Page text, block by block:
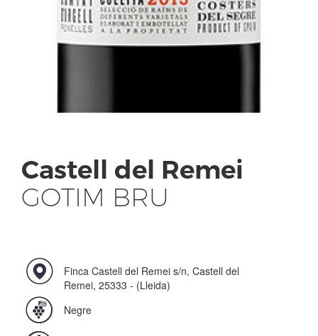
Castell del Remei
GOTIM BRU
Finca Castell del Remei s/n, Castell del
Remei, 25333 - (Lleida)
Negre